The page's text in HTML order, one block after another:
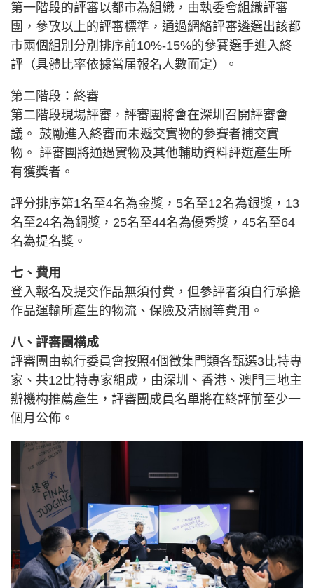
第一階段的評審以都市為組織，由執委會組織評審
團，參攷以上的評審標準，通過網絡評審遴選出該都
市兩個組別分別排序前10%-15%的參賽選手進入終
評（具體比率依據當届報名人數而定）。
第二階段：終審
第二階段現場評審，評審團將會在深圳召開評審會
議。 鼓勵進入終審而未遞交實物的參賽者補交實
物。 評審團將通過實物及其他輔助資料評選產生所
有獲獎者。
評分排序第1名至4名為金獎，5名至12名為銀獎，13
名至24名為銅獎，25名至44名為優秀獎，45名至64
名為提名獎。
七、費用
登入報名及提交作品無須付費，但參評者須自行承擔
作品運輸所產生的物流、保險及清關等費用。
八、評審團構成
評審團由執行委員會按照4個徵集門類各甄選3比特專
家、共12比特專家組成，由深圳、香港、澳門三地主
辦機构推薦產生，評審團成員名單將在終評前至少一
個月公佈。